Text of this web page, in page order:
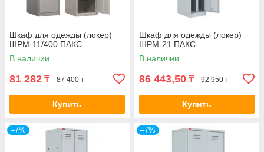
Шкаф для одежды (локер)
ШРМ-11/400 ПАКС
В наличии
81 282 ₸ 87 400 ₸
Купить
Шкаф для одежды (локер)
ШРМ-21 ПАКС
В наличии
86 443,50 ₸ 92 950 ₸
Купить
–7% –7%